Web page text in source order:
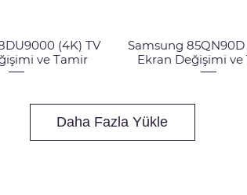
Bakış
(4K) TV
ve Tamir
Hızlı Bakış
Samsung 85QN90D
Ekran Değişimi ve
Daha Fazla Yükle